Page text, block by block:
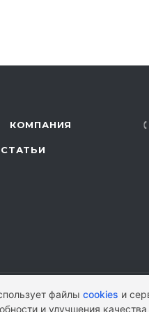
КОМПАНИЯ
СТАТЬИ
файлы cookies и
и улучшения